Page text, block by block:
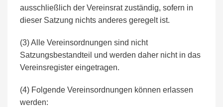
ausschließlich der Vereinsrat zuständig, sofern in
dieser Satzung nichts anderes geregelt ist.
(3) Alle Vereinsordnungen sind nicht
Satzungsbestandteil und werden daher nicht in das
Vereinsregister eingetragen.
(4) Folgende Vereinsordnungen können erlassen
werden: